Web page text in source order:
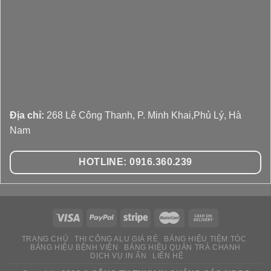
Địa chỉ: 268 Lê Công Thanh, P. Minh Khai,Phủ Lý, Hà
Nam
HOTLINE: 0916.360.239
TRANG CHỦ THI CÔNG ALU GIÁ RẺ
BẢNG HIỆU TIỆM TÓC
BẢNG HIỆU BỆNH VIỆN
BẢNG HIỆU QUÁN TRÀ CHANH
DỊCH VỤ IN ẤN
LIÊN HỆ
091 636 02 39